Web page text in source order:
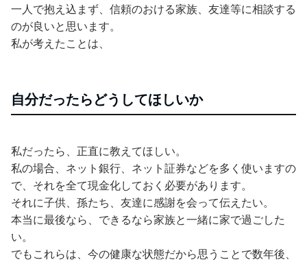
一人で抱え込まず、信頼のおける家族、友達等に相談する
のが良いと思います。
私が考えたことは、
自分だったらどうしてほしいか
私だったら、正直に教えてほしい。
私の場合、ネット銀行、ネット証券などを多く使いますの
で、それを全て現金化しておく必要があります。
それに子供、孫たち、友達に感謝を会って伝えたい。
本当に最後なら、できるなら家族と一緒に家で過ごした
い。
でもこれらは、今の健康な状態だから思うことで数年後、